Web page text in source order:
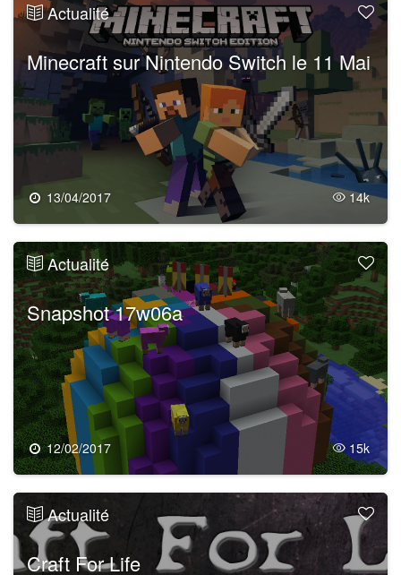
Actualité
Minecraft sur Nintendo Switch le 11 Mai
13/04/2017 14k
Actualité
Snapshot 17w06a
12/02/2017 15k
Actualité
Craft For Life